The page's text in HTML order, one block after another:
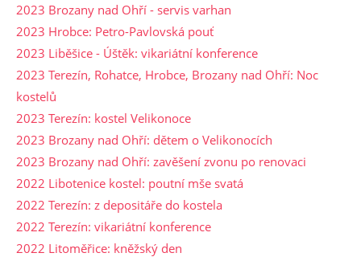
2023 Brozany nad Ohří - servis varhan
2023 Hrobce: Petro-Pavlovská pouť
2023 Liběšice - Úštěk: vikariátní konference
2023 Terezín, Rohatce, Hrobce, Brozany nad Ohří: Noc
kostelů
2023 Terezín: kostel Velikonoce
2023 Brozany nad Ohří: dětem o Velikonocích
2023 Brozany nad Ohří: zavěšení zvonu po renovaci
2022 Libotenice kostel: poutní mše svatá
2022 Terezín: z depositáře do kostela
2022 Terezín: vikariátní konference
2022 Litoměřice: kněžský den